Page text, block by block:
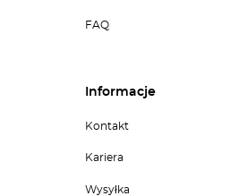
FAQ
Informacje
Kontakt
Kariera
Wysyłka